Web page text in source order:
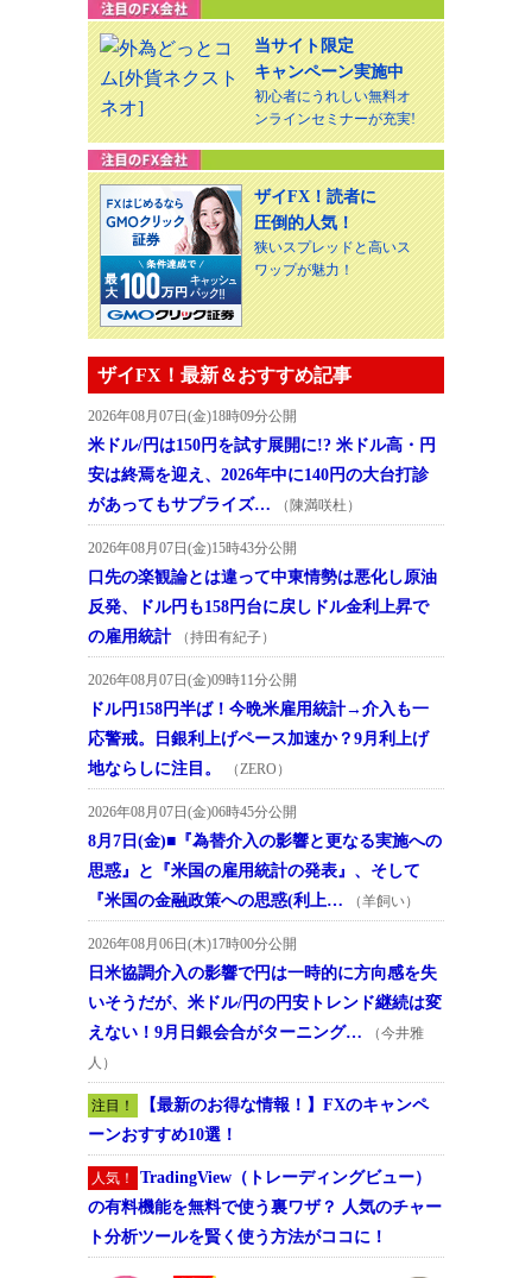
当サイト限定
キャンペーン実施中
初心者にうれしい無料オ
ンラインセミナーが充実!
ザイFX！読者に
圧倒的人気！
狭いスプレッドと高いス
ワップが魅力！
ザイFX！最新＆おすすめ記事
2026年08月07日(金)18時09分公開
米ドル/円は150円を試す展開に!? 米ドル高・円
安は終焉を迎え、2026年中に140円の大台打診
があってもサプライズ…
（陳満咲杜）
2026年08月07日(金)15時43分公開
口先の楽観論とは違って中東情勢は悪化し原油
反発、ドル円も158円台に戻しドル金利上昇で
の雇用統計
（持田有紀子）
2026年08月07日(金)09時11分公開
ドル円158円半ば！今晩米雇用統計→介入も一
応警戒。日銀利上げペース加速か？9月利上げ
地ならしに注目。
（ZERO）
2026年08月07日(金)06時45分公開
8月7日(金)■『為替介入の影響と更なる実施への
思惑』と『米国の雇用統計の発表』、そして
『米国の金融政策への思惑(利上…
（羊飼い）
2026年08月06日(木)17時00分公開
日米協調介入の影響で円は一時的に方向感を失
いそうだが、米ドル/円の円安トレンド継続は変
えない！9月日銀会合がターニング…
（今井雅
人）
注目！
【最新のお得な情報！】FXのキャンペ
ーンおすすめ10選！
人気！
TradingView（トレーディングビュー）
の有料機能を無料で使う裏ワザ？ 人気のチャー
ト分析ツールを賢く使う方法がココに！